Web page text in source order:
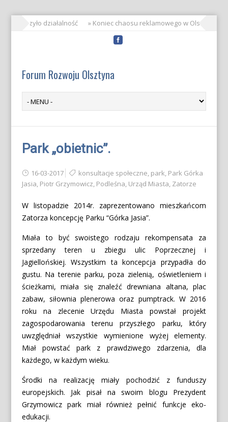
zakończyło działalność » Koniec chaosu reklamowego w Olsztynie!
Forum Rozwoju Olsztyna
Park „obietnic”.
16-03-2017 konsultacje społeczne, park, Park Górka
Jasia, Piotr Grzymowicz, Podleśna, Urząd Miasta, Zatorze
W listopadzie 2014r. zaprezentowano mieszkańcom
Zatorza koncepcję Parku “Górka Jasia”.
Miała to być swoistego rodzaju rekompensata za
sprzedany teren u zbiegu ulic Poprzecznej i
Jagiellońskiej. Wszystkim ta koncepcja przypadła do
gustu. Na terenie parku, poza zielenią, oświetleniem i
ścieżkami, miała się znaleźć drewniana altana, plac
zabaw, siłownia plenerowa oraz pumptrack. W 2016
roku na zlecenie Urzędu Miasta powstał projekt
zagospodarowania terenu przyszłego parku, który
uwzględniał wszystkie wymienione wyżej elementy.
Miał powstać park z prawdziwego zdarzenia, dla
każdego, w każdym wieku.
Środki na realizację miały pochodzić z funduszy
europejskich. Jak pisał na swoim blogu Prezydent
Grzymowicz park miał również pełnić funkcje eko-
edukacji.